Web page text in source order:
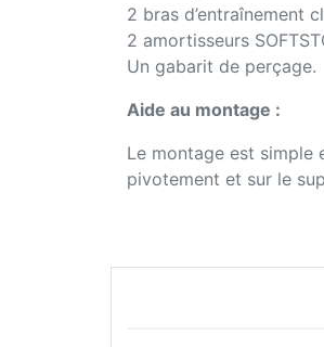
2 bras d’entraînement
2 amortisseurs
Un gabarit de perçage.
Aide au montage :
Le montage est simple
pivotement et sur le